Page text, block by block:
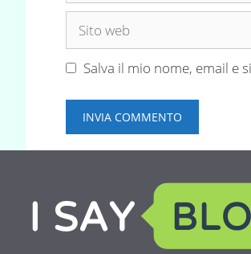
Sito
Salva il mio nome, email e